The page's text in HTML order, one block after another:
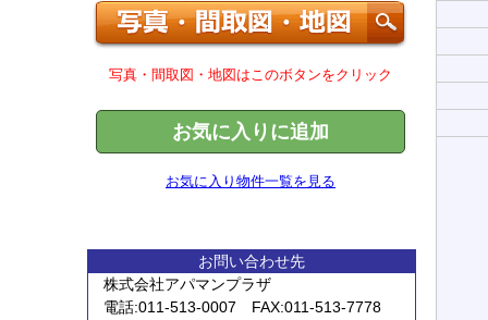
写真・間取図・地図はこのボタンをクリック
お気に入りに追加
お気に入り物件一覧を見る
お問い合わせ先
株式会社アパマンプラザ
電話:011-513-0007 FAX:011-513-7778